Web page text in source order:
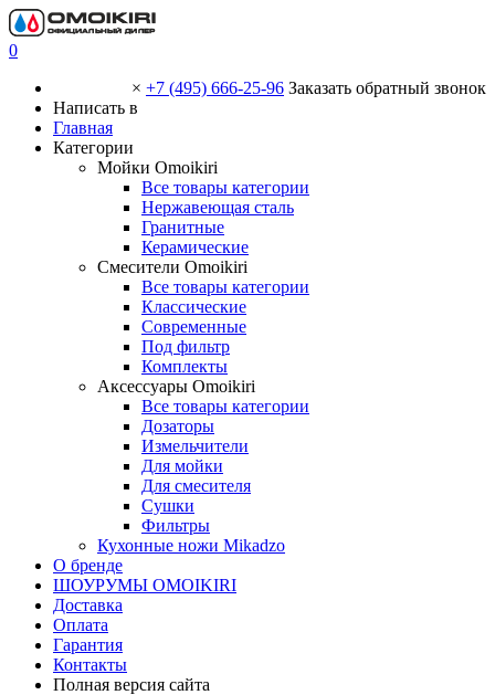
0
× +7 (495) 666-25-96 Заказать обратный звонок
Написать в
Главная
Категории
Мойки Omoikiri
Все товары категории
Нержавеющая сталь
Гранитные
Керамические
Смесители Omoikiri
Все товары категории
Классические
Современные
Под фильтр
Комплекты
Аксессуары Omoikiri
Все товары категории
Дозаторы
Измельчители
Для мойки
Для смесителя
Сушки
Фильтры
Кухонные ножи Mikadzo
О бренде
ШОУРУМЫ OMOIKIRI
Доставка
Оплата
Гарантия
Контакты
Полная версия сайта